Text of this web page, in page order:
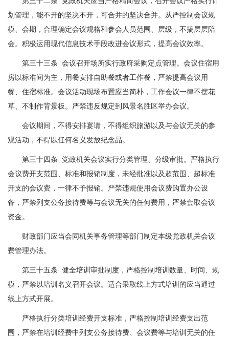
划管理，能不开的坚决不开，可合并的坚决合并。从严控制会议规
模、会期，合理确定会议规格和参会人员范围、层级，不搞层层陪
会。积极运用现代信息技术手段改进会议形式，提高会议效率。
第三十三条 会议召开场所实行政府采购定点管理。会议住宿用
房以标准间为主，用餐安排自助餐或者工作餐，严禁提高会议用
餐、住宿标准。会议活动现场布置应当简朴，工作会议一律不摆花
草、不制作背景板。严禁违反规定到风景名胜区举办会议。
会议期间，不得安排宴请，不得组织旅游以及与会议无关的参
观活动，不得以任何名义发放纪念品。
第三十四条 党政机关会议实行分类管理、分级审批。严格执行
会议费开支范围、标准和报销制度，未经批准以及超范围、超标准
开支的会议费，一律不予报销。严禁违规使用会议费购置办公设
备，严禁列支公务接待费等与会议无关的任何费用，严禁套取会议
资金。
财政部门应当会同机关事务管理等部门制定本级党政机关会议
费管理办法。
第三十五条 健全培训审批制度，严格控制培训数量、时间、规
模，严禁以培训名义召开会议。适合采取线上方式培训的应当通过
线上方式开展。
严格执行分类培训经费开支标准，严格控制培训经费支出范
围，严禁在培训经费中列支公务接待费、会议费等与培训无关的任